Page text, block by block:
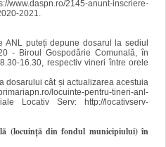
www.daspn.ro/2145-anunt-inscriere-
2021.
ANL puteți depune dosarul la sediul
- Biroul Gospodărie Comunală, în
16.30, respectiv vineri între orele
dosarului cât și actualizarea acestuia
locuinte-pentru-tineri-anl-
Locativ Serv: http://locativserv-
(locuință din fondul municipiului) în